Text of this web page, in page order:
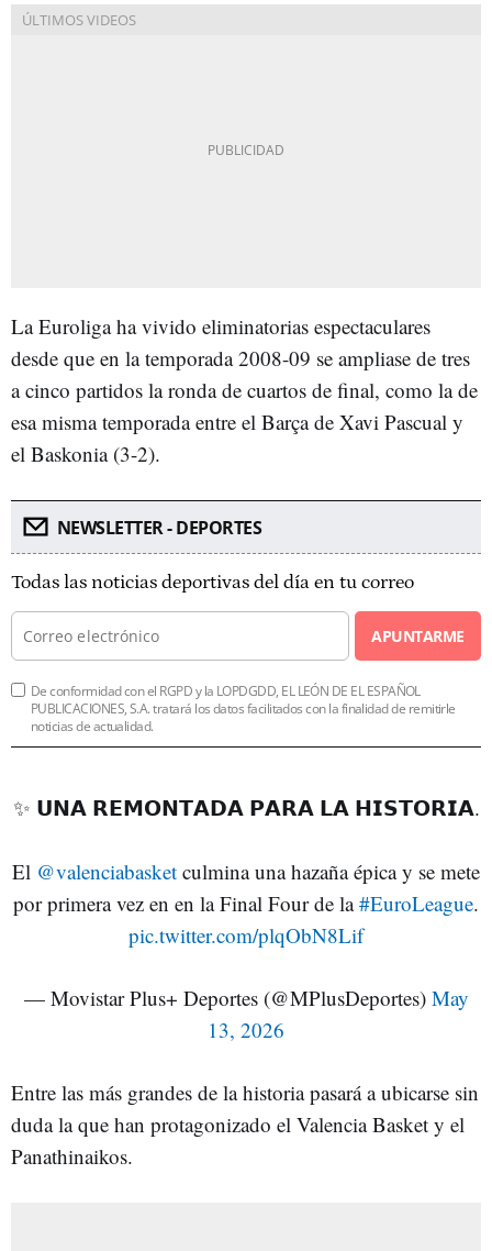
La Euroliga ha vivido eliminatorias espectaculares
desde que en la temporada 2008-09 se ampliase de tres
a cinco partidos la ronda de cuartos de final, como la de
esa misma temporada entre el Barça de Xavi Pascual y
el Baskonia (3-2).
NEWSLETTER - DEPORTES
Todas las noticias deportivas del día en tu correo
APUNTARME
De conformidad con el RGPD y la LOPDGDD, EL LEÓN DE EL ESPAÑOL
PUBLICACIONES, S.A. tratará los datos facilitados con la finalidad de remitirle
noticias de actualidad.
✨ 𝗨𝗡𝗔 𝗥𝗘𝗠𝗢𝗡𝗧𝗔𝗗𝗔 𝗣𝗔𝗥𝗔 𝗟𝗔 𝗛𝗜𝗦𝗧𝗢𝗥𝗜𝗔.
El @valenciabasket culmina una hazaña épica y se mete
por primera vez en en la Final Four de la#EuroLeague.
pic.twitter.com/plqObN8Lif
— Movistar Plus+ Deportes (@MPlusDeportes) May
13, 2026
Entre las más grandes de la historia pasará a ubicarse sin
duda la que han protagonizado el Valencia Basket y el
Panathinaikos.